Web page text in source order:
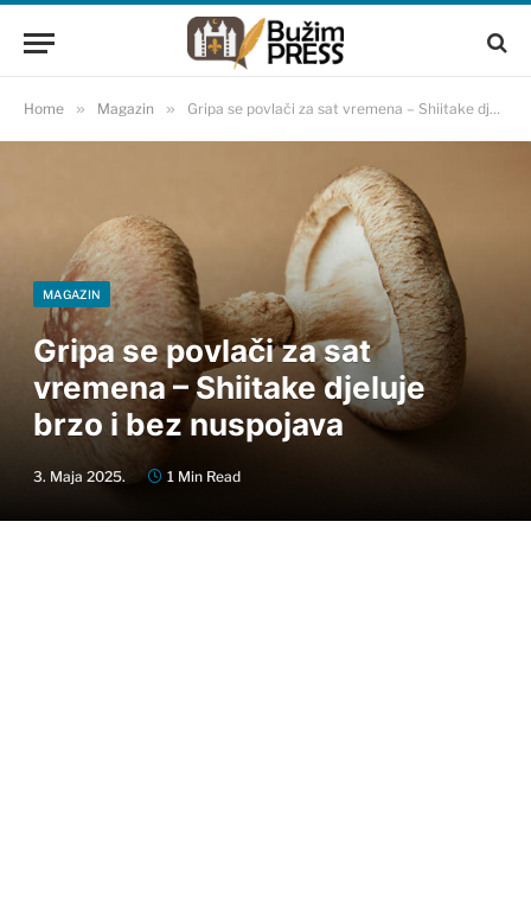
Home » Magazin » Gripa se povlači za sat vremena – Shiitake djeluje brzo i bez nuspojava
MAGAZIN
Gripa se povlači za sat
vremena – Shiitake djeluje
brzo i bez nuspojava
3. Maja 2025. 1 Min Read